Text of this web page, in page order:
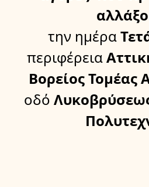
την ημέρα
περιφέρεια
Βορείος Τομέας
οδό